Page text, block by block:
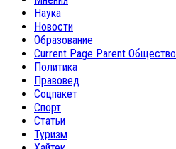
Наука
Новости
Образование
Current Page Parent Общество
Политика
Правовед
Соцпакет
Спорт
Статьи
Туризм